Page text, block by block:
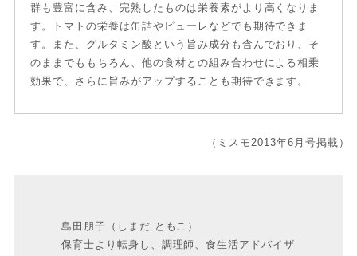
群も豊富に含み、完熟したものは栄養素がより高くなりま
す。トマトの栄養は缶詰やピューレなどでも期待できま
す。また、グルタミン酸という旨み成分も含んでおり、そ
のままでももちろん、他の食材との組み合わせによる相乗
効果で、さらに旨みがアップすることも期待できます。
（ミスモ2013年6月号掲載）
島田朋子（しまだ ともこ）
保育士より転身し、調理師、食生活アドバイザ